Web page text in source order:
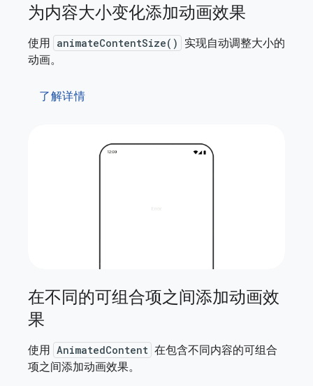
为内容大小变化添加动画效果
使用 animateContentSize()
实现自动调整大小的
动画。
了解详情
在不同的可组合项之间添加动画效
果
使用 AnimatedContent 在包含不同内容的可组合
项之间添加动画效果。